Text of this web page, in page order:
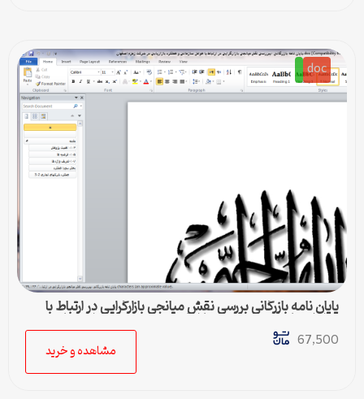
doc
پایان نامه بازرگانی بررسي نقش ميانجي بازارگرايي در ارتباط با
عوامل سازماني و عملكرد بازاريابي در شركت زمزم اصفهان
67,500
مشاهده و خرید